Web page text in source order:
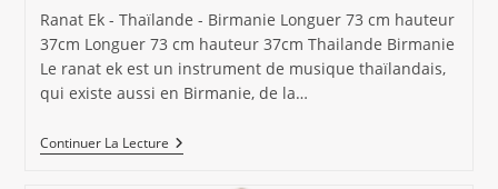
la
publication :
Ranat Ek - Thaïlande - Birmanie Longuer 73 cm hauteur
37cm Longuer 73 cm hauteur 37cm Thailande Birmanie
Le ranat ek est un instrument de musique thaïlandais,
qui existe aussi en Birmanie, de la…
Continuer La LectureLe
Ranat